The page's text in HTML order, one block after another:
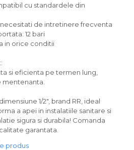
cu standardele din
necesitati de intretinere frecventa
12 bari
in orice conditii
si eficienta pe termen lung,
1/2", brand RR, ideal
a apei in instalatiile sanitare si
sigura si durabila! Comanda
garantata.
produs